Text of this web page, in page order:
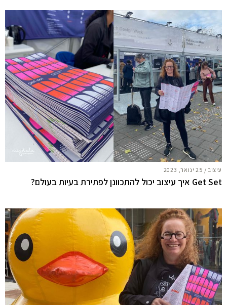
עיצוב / 25 ינואר, 2023
Get Set איך עיצוב יכול להתכוונן לפתירת בעיות בעולם?